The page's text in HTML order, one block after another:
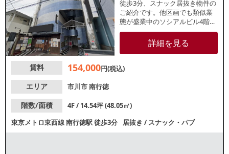
徒歩3分、スナック居抜き物件の
ご紹介です。他区画でも類似業
態が盛業中のソシアルビル4階テ
ナント。カウンター席・ソファ
ー席があり、スピーディーな開
業が可能です。諸条件等、お気
詳細を見る
賃料 154,000円(税込)
エリア
市川市南行徳
階数/面積
4F / 14.54坪 (48.05㎡)
東京メトロ東西線南行徳駅徒歩3分 居抜き /スナック・パブ